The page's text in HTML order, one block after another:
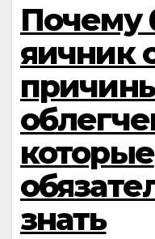
Почему
яичник
которые
знать